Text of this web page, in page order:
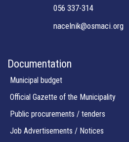
056 337-314
nacelnik@osmaci.org
Documentation
Municipal budget
Official Gazette of the Municipality
Public procurements / tenders
Job Advertisements / Notices